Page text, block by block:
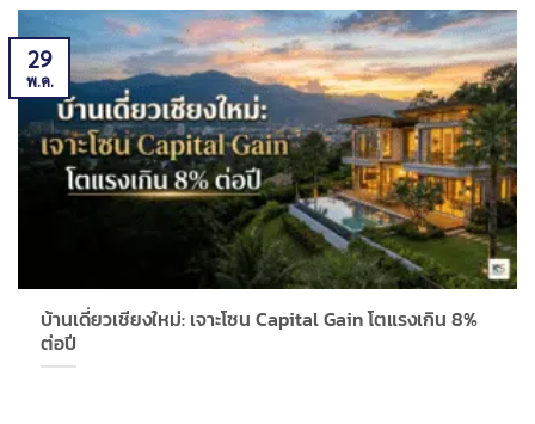
บ้านเดี่ยวเชียงใหม่: เจาะโซน Capital Gain โตแรงเกิน 8%
ต่อปี
29
พ.ค.